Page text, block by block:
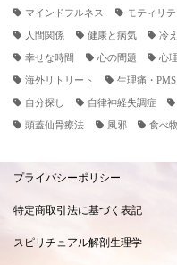
マインドフルネス モティリ
人間関係 健康と病気 冷え
幸せな時間 心の問題 心
海外リトリート 生理痛・PMS
自分探し 自律神経失調症
頭蓋仙骨療法 風邪 食べ
プライバシーポリシー
特定商取引法に基づく表記
スピリチュアル解剖生理学